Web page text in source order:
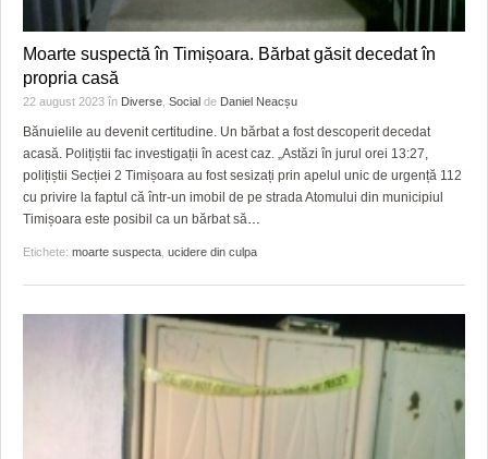
HARTA TIMIŞOAREI
LICEE, ŞCOLI ŞI GRĂDINIŢE DIN TIMIŞ
PRIMĂRIILE DIN TIMIŞ
SFATUL MEDICULUI
SFATURI JURIDICE
Moarte suspectă în Timișoara. Bărbat găsit decedat în
propria casă
22 august 2023 în Diverse Social de Daniel Neacșu
Bănuielile au devenit certitudine. Un bărbat a fost descoperit decedat
acasă. Polițiștii fac investigații în acest caz. „Astăzi în jurul orei 13:27,
polițiștii Secției 2 Timișoara au fost sesizați prin apelul unic de urgență 112
cu privire la faptul că într-un imobil de pe strada Atomului din municipiul
Timișoara este posibil ca un bărbat să…
Etichete: moarte suspecta ucidere din culpa